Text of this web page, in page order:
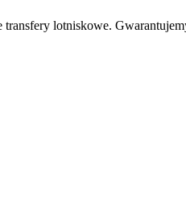
lotniskowe.